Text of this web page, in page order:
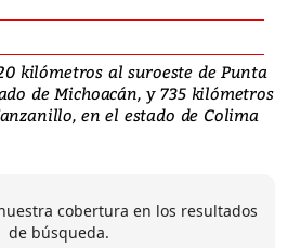
kilómetros al suroeste de Punta
de Michoacán, y 735 kilómetros
en el estado de Colima
cobertura en los resultados
de búsqueda.